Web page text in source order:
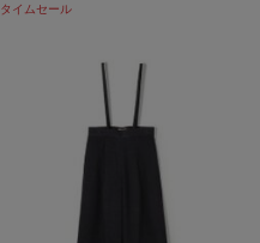
タイムセール